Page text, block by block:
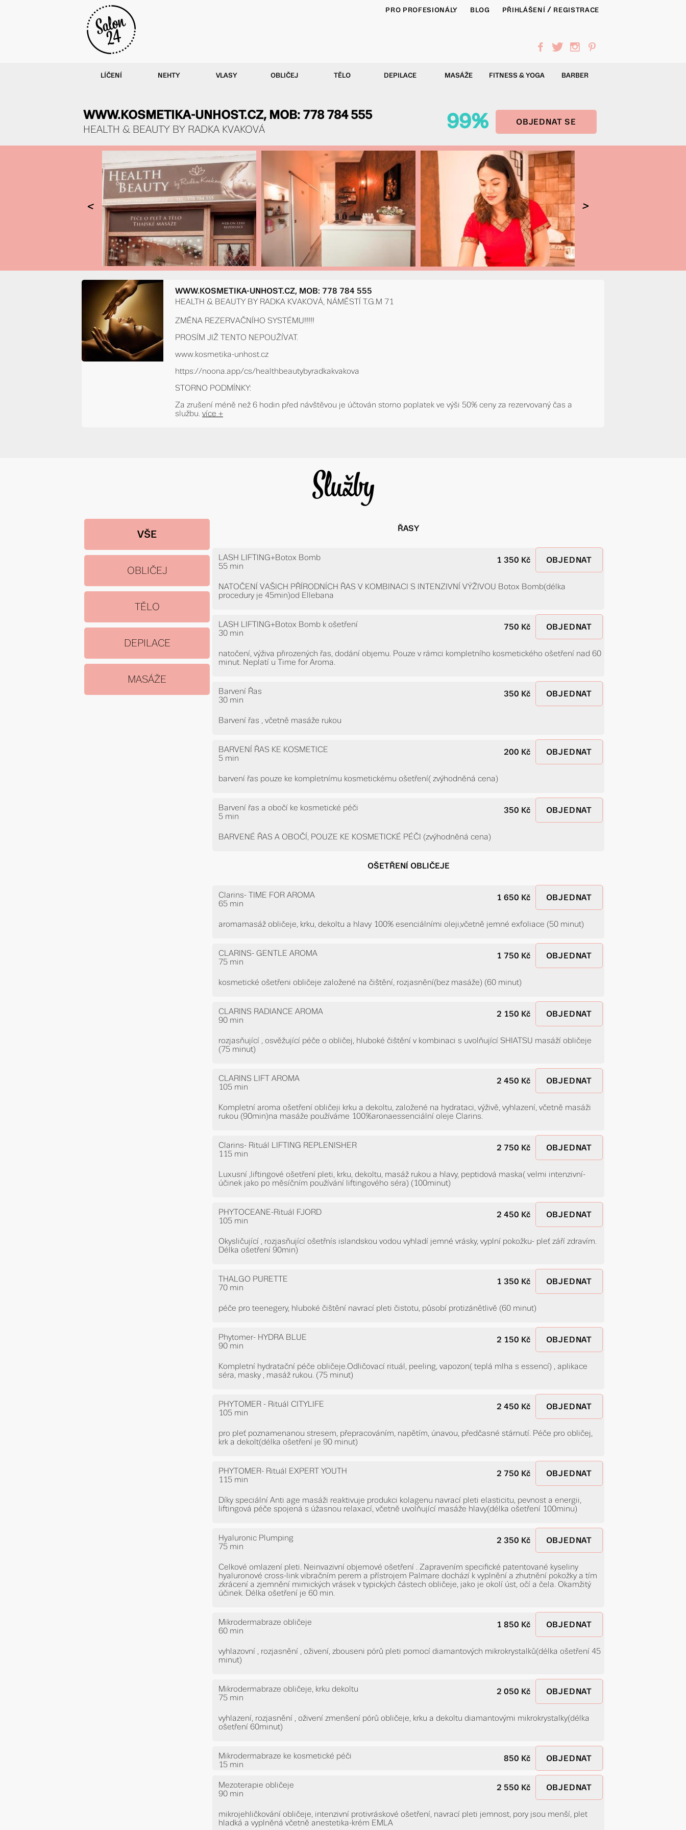
PRO PROFESIONÁLY BLOG PŘIHLÁŠENÍ / REGISTRACE
f t i p
LÍČENÍ NEHTY VLASY OBLIČEJ TĚLO DEPILACE MASÁŽE FITNESS & YOGA BARBER
WWW.KOSMETIKA-UNHOST.CZ, MOB: 778 784 555 99% OBJEDNAT SE
HEALTH & BEAUTY BY RADKA KVAKOVÁ
< >
WWW.KOSMETIKA-UNHOST.CZ, MOB: 778 784 555
HEALTH & BEAUTY BY RADKA KVAKOVÁ, NÁMĚSTÍ T.G.M 71
ZMĚNA REZERVAČNÍHO SYSTÉMU!!!!!
PROSÍM JIŽ TENTO NEPOUŽÍVAT.
www.kosmetika-unhost.cz
https://noona.app/cs/healthbeautybyradkakvakova
STORNO PODMÍNKY:
Za zrušení méně než 6 hodin před návštěvou je účtován storno poplatek ve výši 50% ceny za rezervovaný čas a
službu. více +
Služby
VŠE
OBLIČEJ
TĚLO
DEPILACE
MASÁŽE
ŘASY
LASH LIFTING+Botox Bomb
55 min
1 350 Kč OBJEDNAT
NATOČENÍ VAŠICH PŘÍRODNÍCH ŘAS V KOMBINACI S INTENZIVNÍ VÝŽIVOU Botox Bomb(délka
procedury je 45min)od Ellebana
LASH LIFTING+Botox Bomb k ošetření
30 min
750 Kč OBJEDNAT
natočení, výživa přirozených řas, dodání objemu. Pouze v rámci kompletního kosmetického ošetření nad 60
minut. Neplatí u Time for Aroma.
Barvení Řas
30 min
350 Kč OBJEDNAT
Barvení řas , včetně masáže rukou
BARVENÍ ŘAS KE KOSMETICE
5 min
200 Kč OBJEDNAT
barvení řas pouze ke kompletnímu kosmetickému ošetření( zvýhodněná cena)
Barvení řas a obočí ke kosmetické péči
5 min
350 Kč OBJEDNAT
BARVENÉ ŘAS A OBOČÍ, POUZE KE KOSMETICKÉ PÉČI (zvýhodněná cena)
OŠETŘENÍ OBLIČEJE
Clarins- TIME FOR AROMA
65 min
1 650 Kč OBJEDNAT
aromamasáž obličeje, krku, dekoltu a hlavy 100% esenciálními oleji,včetně jemné exfoliace (50 minut)
CLARINS- GENTLE AROMA
75 min
1 750 Kč OBJEDNAT
kosmetické ošetřeni obličeje založené na čištění, rozjasnění(bez masáže) (60 minut)
CLARINS RADIANCE AROMA
90 min
2 150 Kč OBJEDNAT
rozjasňující , osvěžující péče o obličej, hluboké čištění v kombinaci s uvolňující SHIATSU masáží obličeje
(75 minut)
CLARINS LIFT AROMA
105 min
2 450 Kč OBJEDNAT
Kompletní aroma ošetření obličeji krku a dekoltu, založené na hydrataci, výživě, vyhlazení, včetně masáži
rukou (90min)na masáže používáme 100%aronaessenciální oleje Clarins.
Clarins- Rituál LIFTING REPLENISHER
115 min
2 750 Kč OBJEDNAT
Luxusní ,liftingové ošetření pleti, krku, dekoltu, masáž rukou a hlavy, peptidová maska( velmi intenzivní-
účinek jako po měsíčním používání liftingového séra) (100minut)
PHYTOCEANE-Rituál FJORD
105 min
2 450 Kč OBJEDNAT
Okysličující , rozjasňující ošetřnís islandskou vodou vyhladí jemné vrásky, vyplní pokožku- pleť září zdravím.
Délka ošetření 90min)
THALGO PURETTE
70 min
1 350 Kč OBJEDNAT
péče pro teenegery, hluboké čištění navrací pleti čistotu, působí protizánětlivě (60 minut)
Phytomer- HYDRA BLUE
90 min
2 150 Kč OBJEDNAT
Kompletní hydratační péče obličeje.Odličovací rituál, peeling, vapozon( teplá mlha s essencí) , aplikace
séra, masky , masáž rukou. (75 minut)
PHYTOMER - Rituál CITYLIFE
105 min
2 450 Kč OBJEDNAT
pro pleť poznamenanou stresem, přepracováním, napětím, únavou, předčasné stárnutí. Péče pro obličej,
krk a dekolt(délka ošetření je 90 minut)
PHYTOMER- Rituál EXPERT YOUTH
115 min
2 750 Kč OBJEDNAT
Díky speciální Anti age masáži reaktivuje produkci kolagenu navrací pleti elasticitu, pevnost a energii,
liftingová péče spojená s úžasnou relaxací, včetně uvolňující masáže hlavy(délka ošetření 100minu)
Hyaluronic Plumping
75 min
2 350 Kč OBJEDNAT
Celkové omlazení pleti. Neinvazivní objemové ošetření . Zapravením specifické patentované kyseliny
hyaluronové cross-link vibračním perem a přístrojem Palmare dochází k vyplnění a zhutnění pokožky a tím
zkrácení a zjemnění mimických vrásek v typických částech obličeje, jako je okolí úst, očí a čela. Okamžitý
účinek. Délka ošetření je 60 min.
Mikrodermabraze obličeje
60 min
1 850 Kč OBJEDNAT
vyhlazovní , rozjasnění , oživení, zbouseni pórů pleti pomocí diamantových mikrokrystalků(délka ošetření 45
minut)
Mikrodermabraze obličeje, krku dekoltu
75 min
2 050 Kč OBJEDNAT
vyhlazení, rozjasnění , oživení zmenšení pórů obličeje, krku a dekoltu diamantovými mikrokrystalky(délka
ošetření 60minut)
Mikrodermabraze ke kosmetické péči
15 min
850 Kč OBJEDNAT
Mezoterapie obličeje
90 min
2 550 Kč OBJEDNAT
mikrojehličkování obličeje, intenzivní protivráskové ošetření, navrací pleti jemnost, pory jsou menší, plet
hladká a vyplněná včetně anestetika-krém EMLA